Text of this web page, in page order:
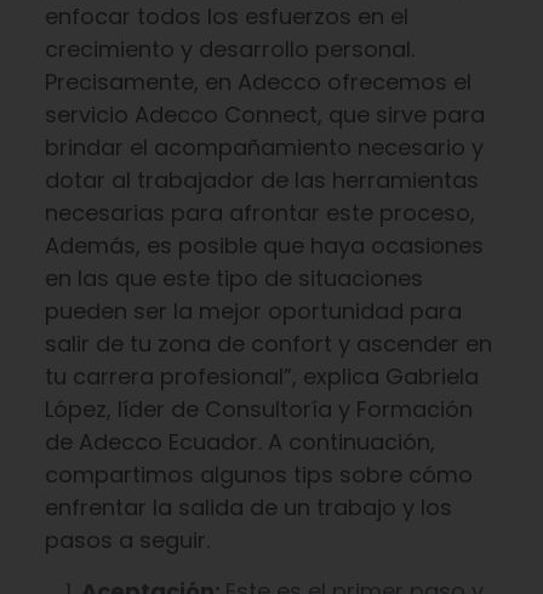
enfocar todos los esfuerzos en el
crecimiento y desarrollo personal.
Precisamente, en Adecco ofrecemos el
servicio Adecco Connect, que sirve para
brindar el acompañamiento necesario y
dotar al trabajador de las herramientas
necesarias para afrontar este proceso,
Además, es posible que haya ocasiones
en las que este tipo de situaciones
pueden ser la mejor oportunidad para
salir de tu zona de confort y ascender en
tu carrera profesional”, explica Gabriela
López, líder de Consultoría y Formación
de Adecco Ecuador. A continuación,
compartimos algunos tips sobre cómo
enfrentar la salida de un trabajo y los
pasos a seguir.